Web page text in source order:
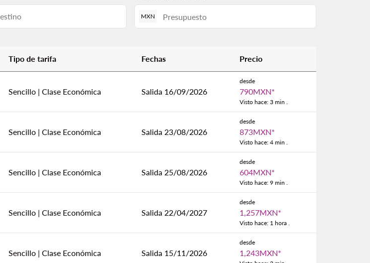
MXN
Tipo de tarifa Fechas Precio
Sencillo | Clase Económica Salida 16/09/2026
desde
790MXN*
Visto hace: 3 min .
Sencillo | Clase Económica Salida 23/08/2026
desde
873MXN*
Visto hace: 4 min .
Sencillo | Clase Económica Salida 25/08/2026
desde
604MXN*
Visto hace: 9 min .
Sencillo | Clase Económica Salida 22/04/2027
desde
1,257MXN*
Visto hace: 1 hora .
Sencillo | Clase Económica Salida 15/11/2026
desde
1,243MXN*